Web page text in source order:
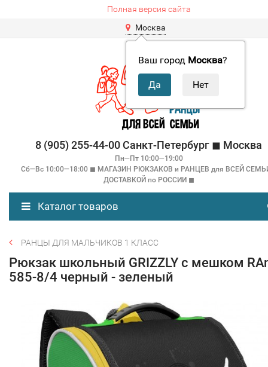
Полная версия сайта
Москва
Ваш город Москва?
8 (905) 255-44-00 Санкт-Петербург ◼ Москва
Пн—Пт 10:00—19:00
Сб—Вс 10:00—18:00 ◼ МАГАЗИН РЮКЗАКОВ и РАНЦЕВ для ВСЕЙ
ДОСТАВКОЙ по РОССИИ ◼
Каталог товаров
РАНЦЫ ДЛЯ МАЛЬЧИКОВ 1 КЛАСС
Рюкзак школьный GRIZZLY с мешком
585-8/4 черный - зеленый